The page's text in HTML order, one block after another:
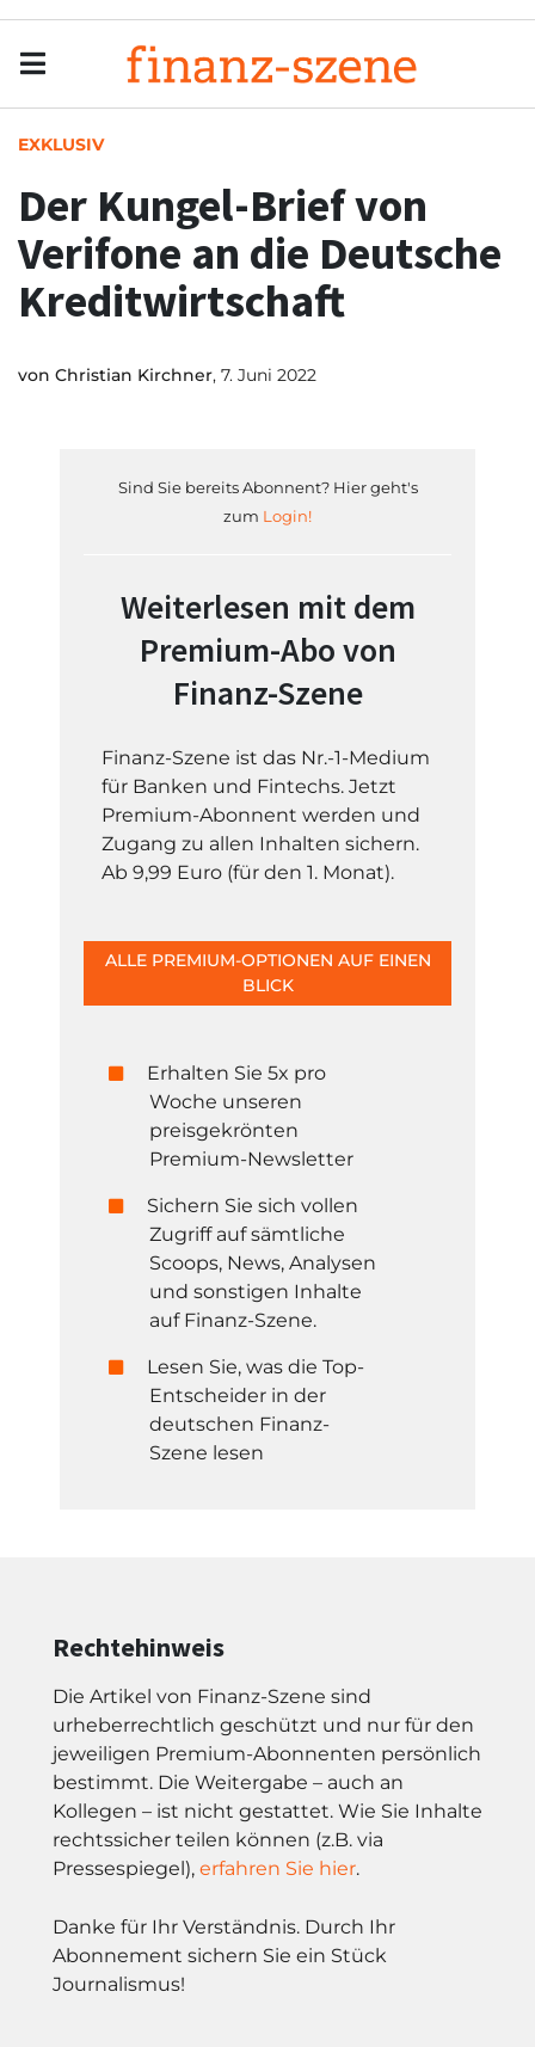
EXKLUSIV
Der Kungel-Brief von
Verifone an die Deutsche
Kreditwirtschaft
von Christian Kirchner, 7. Juni 2022
Sind Sie bereits Abonnent? Hier geht's
zum Login!
Weiterlesen mit dem
Premium-Abo von
Finanz-Szene
Finanz-Szene ist das Nr.-1-Medium
für Banken und Fintechs. Jetzt
Premium-Abonnent werden und
Zugang zu allen Inhalten sichern.
Ab 9,99 Euro (für den 1. Monat).
ALLE PREMIUM-OPTIONEN AUF EINEN
BLICK
Erhalten Sie 5x pro
Woche unseren
preisgekrönten
Premium-Newsletter
Sichern Sie sich vollen
Zugriff auf sämtliche
Scoops, News, Analysen
und sonstigen Inhalte
auf Finanz-Szene.
Lesen Sie, was die Top-
Entscheider in der
deutschen Finanz-
Szene lesen
Rechtehinweis
Die Artikel von Finanz-Szene sind
urheberrechtlich geschützt und nur für den
jeweiligen Premium-Abonnenten persönlich
bestimmt. Die Weitergabe – auch an
Kollegen – ist nicht gestattet. Wie Sie Inhalte
rechtssicher teilen können (z.B. via
Pressespiegel), erfahren Sie hier.
Danke für Ihr Verständnis. Durch Ihr
Abonnement sichern Sie ein Stück
Journalismus!